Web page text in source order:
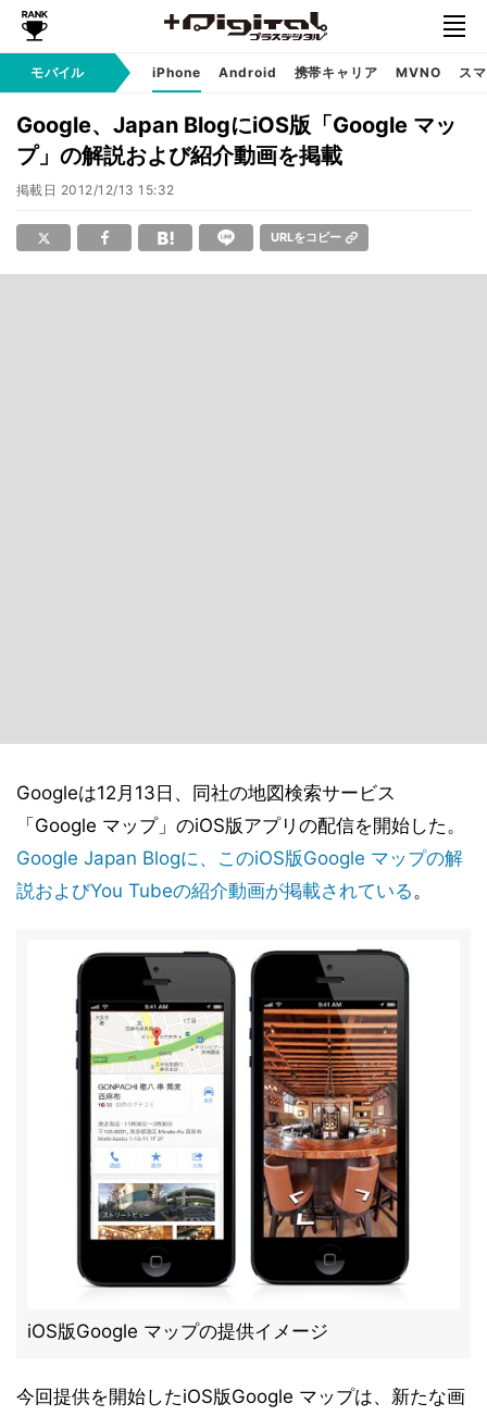
モバイル iPhone Android 携帯キャリア MVNO ス
Google、Japan BlogにiOS版「Google マッ
プ」の解説および紹介動画を掲載
掲載日 2012/12/13 15:32
URLをコピー
Googleは12月13日、同社の地図検索サービス
「Google マップ」のiOS版アプリの配信を開始した。
Google Japan Blogに、このiOS版Google マップの解
説およびYou Tubeの紹介動画が掲載されている。
iOS版Google マップの提供イメージ
今回提供を開始したiOS版Google マップは、新たな画